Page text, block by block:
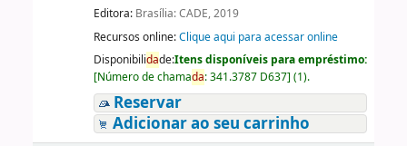
Editora: Brasília: CADE, 2019
Recursos online:Clique aqui para acessar online
Disponibilidade:Itens disponíveis para empréstimo:
[Número de chamada:341.3787 D637] (1).
Reservar
Adicionar ao seu carrinho